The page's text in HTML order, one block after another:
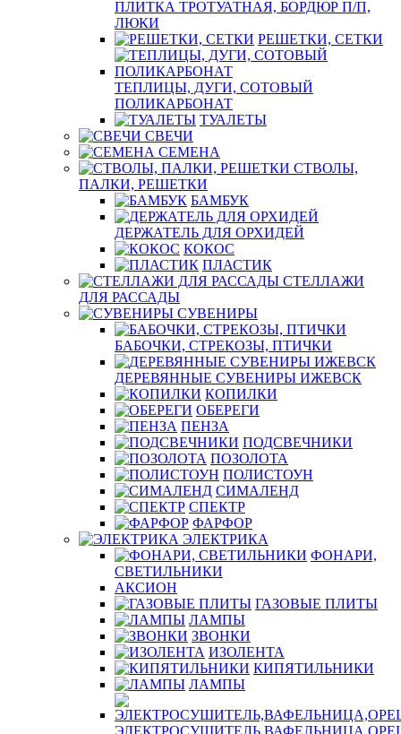
ПЛИТКА ТРОТУАТНАЯ, БОРДЮР П/П,
ЛЮКИ
РЕШЕТКИ, СЕТКИ
ТЕПЛИЦЫ, ДУГИ, СОТОВЫЙ
ПОЛИКАРБОНАТ
ТУАЛЕТЫ
СВЕЧИ
СЕМЕНА
СТВОЛЫ,
ПАЛКИ, РЕШЕТКИ
БАМБУК
ДЕРЖАТЕЛЬ ДЛЯ ОРХИДЕЙ
КОКОС
ПЛАСТИК
СТЕЛЛАЖИ
ДЛЯ РАССАДЫ
СУВЕНИРЫ
БАБОЧКИ, СТРЕКОЗЫ, ПТИЧКИ
ДЕРЕВЯННЫЕ СУВЕНИРЫ ИЖЕВСК
КОПИЛКИ
ОБЕРЕГИ
ПЕНЗА
ПОДСВЕЧНИКИ
ПОЗОЛОТА
ПОЛИСТОУН
СИМАЛЕНД
СПЕКТР
ФАРФОР
ЭЛЕКТРИКА
ФОНАРИ,
СВЕТИЛЬНИКИ
АКСИОН
ГАЗОВЫЕ ПЛИТЫ
ЛАМПЫ
ЗВОНКИ
ИЗОЛЕНТА
КИПЯТИЛЬНИКИ
ЛАМПЫ